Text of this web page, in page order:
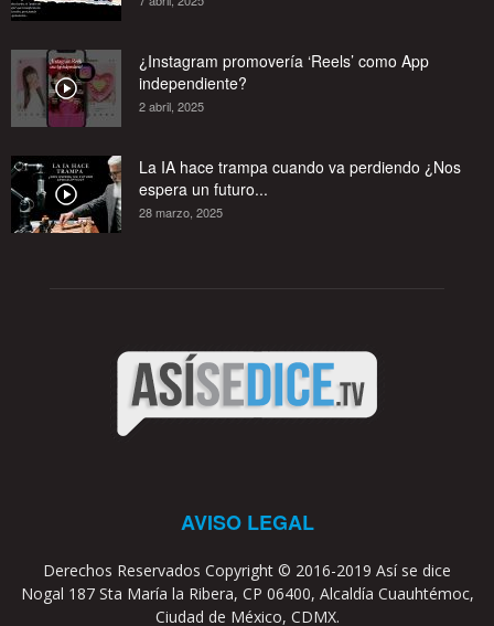
¿Instagram promovería ‘Reels’ como App
independiente?
2 abril, 2025
La IA hace trampa cuando va perdiendo ¿Nos
espera un futuro...
28 marzo, 2025
AVISO LEGAL
Derechos Reservados Copyright © 2016-2019 Así se dice
Nogal 187 Sta María la Ribera, CP 06400, Alcaldía Cuauhtémoc,
Ciudad de México, CDMX.